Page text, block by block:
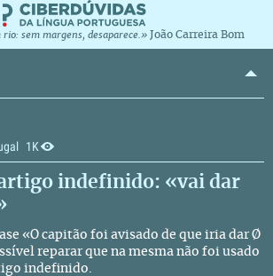
sem margens, desaparece.» João Carreira Bom
1K
indefinido: «vai dar
«O capitão foi avisado de que iria dar Ø
reparar que na mesma não foi usado
indefinido.